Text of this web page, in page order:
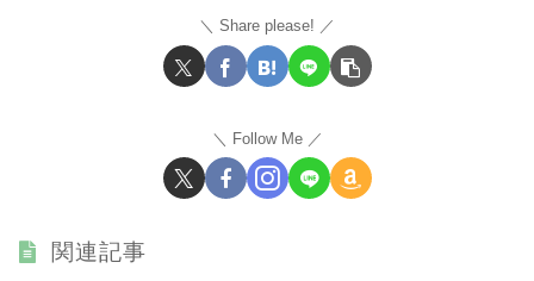
Share please!
Follow Me
関連記事